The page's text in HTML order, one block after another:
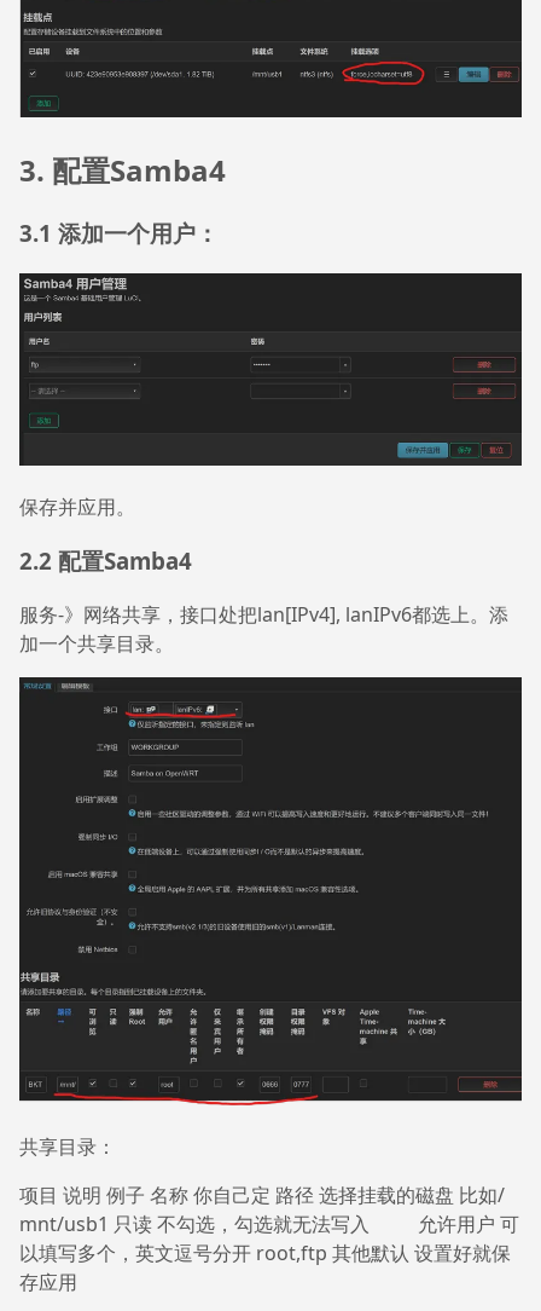
3. 配置Samba4
3.1 添加一个用户：
保存并应用。
2.2 配置Samba4
服务-》网络共享，接口处把lan[IPv4], lanIPv6都选上。添
加一个共享目录。
共享目录：
项目 说明 例子 名称 你自己定 路径 选择挂载的磁盘 比如/
mnt/usb1 只读 不勾选，勾选就无法写入 允许用户 可
以填写多个，英文逗号分开 root,ftp 其他默认 设置好就保
存应用